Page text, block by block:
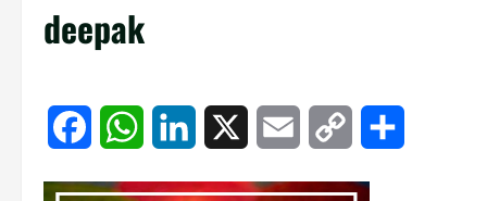
deepak
FacebookWhatsAppLinkedIn Email
Copy